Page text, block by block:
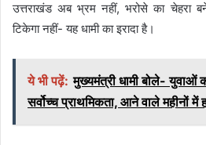
उत्तराखंड अब भ्रम नहीं, भरोसे का चेहरा
टिकेगा नहीं- यह धामी का इरादा है।
ये भी पढ़ें: मुख्यमंत्री धामी बोले- युवाओं
सर्वोच्च प्राथमिकता, आने वाले महीनों में